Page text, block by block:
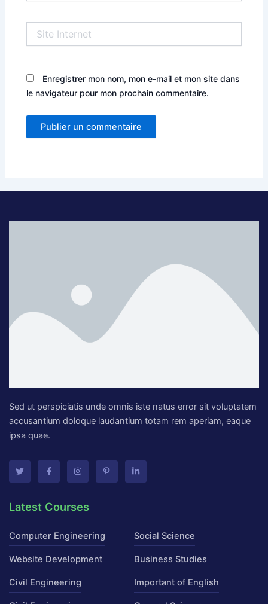
Internet
Enregistrer mon nom, mon e-mail et mon site dans
le navigateur pour mon prochain commentaire.
Sed ut perspiciatis unde omnis iste natus error sit voluptatem
accusantium doloque laudantium totam rem aperiam, eaque
ipsa quae.
T
w
t
F
a
b
-
f
I
n
a
g
m
P
i
L
i
n
-
i
n
Latest Courses
Computer Engineering Social Science
Website Development Business Studies
Civil Engineering Important of English